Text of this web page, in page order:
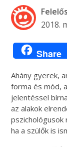
2018.
Share
Ahány gyerek,
forma és mód,
jelentéssel
az alakok
pszichológusok
ha a szülők is